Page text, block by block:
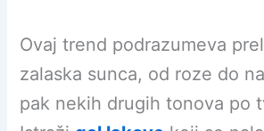
Ovaj trend podrazumeva
zalaska sunca, od roze do
pak nekih drugih tonova po